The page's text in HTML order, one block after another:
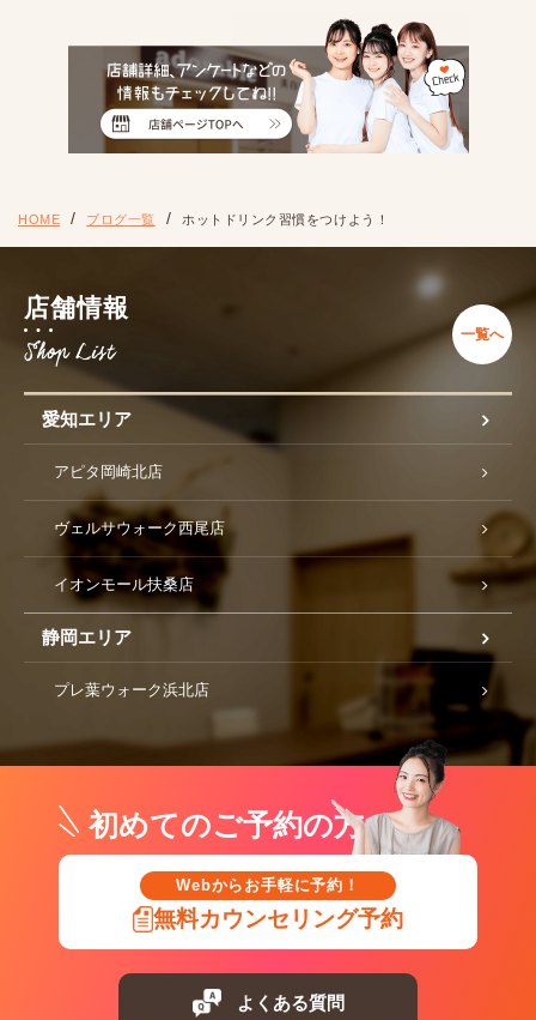
HOME ブログ一覧 ホットドリンク習慣をつけよう！
店舗情報
一覧へ
愛知エリア
アピタ岡崎北店
ヴェルサウォーク西尾店
イオンモール扶桑店
静岡エリア
プレ葉ウォーク浜北店
初めてのご予約の方
Webからお手軽に予約！
無料カウンセリング予約
よくある質問